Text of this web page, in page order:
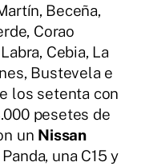
Beceña,
Corao
Cebia, La
Bustevela e
los setenta con
pesetes de
un Nissan
una C15 y